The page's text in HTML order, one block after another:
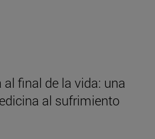
final de la vida: una
al sufrimiento